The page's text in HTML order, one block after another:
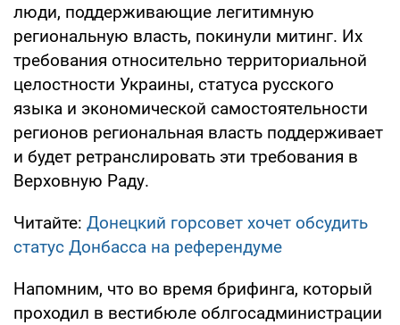
люди, поддерживающие легитимную
региональную власть, покинули митинг. Их
требования относительно территориальной
целостности Украины, статуса русского
языка и экономической самостоятельности
регионов региональная власть поддерживает
и будет ретранслировать эти требования в
Верховную Раду.
Читайте: Донецкий горсовет хочет обсудить
статус Донбасса на референдуме
Напомним, что во время брифинга, который
проходил в вестибюле облгосадминистрации